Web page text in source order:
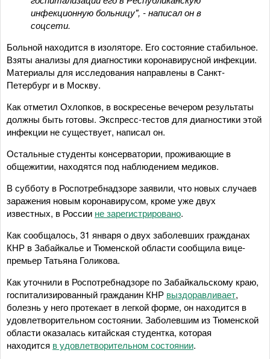
инфекционную больницу", - написал он в
соцсети.
Больной находится в изоляторе. Его состояние стабильное.
Взяты анализы для диагностики коронавирусной инфекции.
Материалы для исследования направлены в Санкт-
Петербург и в Москву.
Как отметил Охлопков, в воскресенье вечером результаты
должны быть готовы. Экспресс-тестов для диагностики этой
инфекции не существует, написал он.
Остальные студенты консерватории, проживающие в
общежитии, находятся под наблюдением медиков.
В субботу в Роспотребнадзоре заявили, что новых случаев
заражения новым коронавирусом, кроме уже двух
известных, в России не зарегистрировано.
Как сообщалось, 31 января о двух заболевших гражданах
КНР в Забайкалье и Тюменской области сообщила вице-
премьер Татьяна Голикова.
Как уточнили в Роспотребнадзоре по Забайкальскому краю,
госпитализированный гражданин КНР выздоравливает,
болезнь у него протекает в легкой форме, он находится в
удовлетворительном состоянии. Заболевшим из Тюменской
области оказалась китайская студентка, которая
находится в удовлетворительном состоянии.